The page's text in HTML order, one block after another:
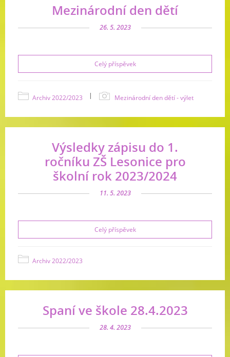
Mezinárodní den dětí
26. 5. 2023
Celý příspěvek
Archiv 2022/2023 | Mezinárodní den dětí - výlet
Výsledky zápisu do 1.
ročníku ZŠ Lesonice pro
školní rok 2023/2024
11. 5. 2023
Celý příspěvek
Archiv 2022/2023
Spaní ve škole 28.4.2023
28. 4. 2023